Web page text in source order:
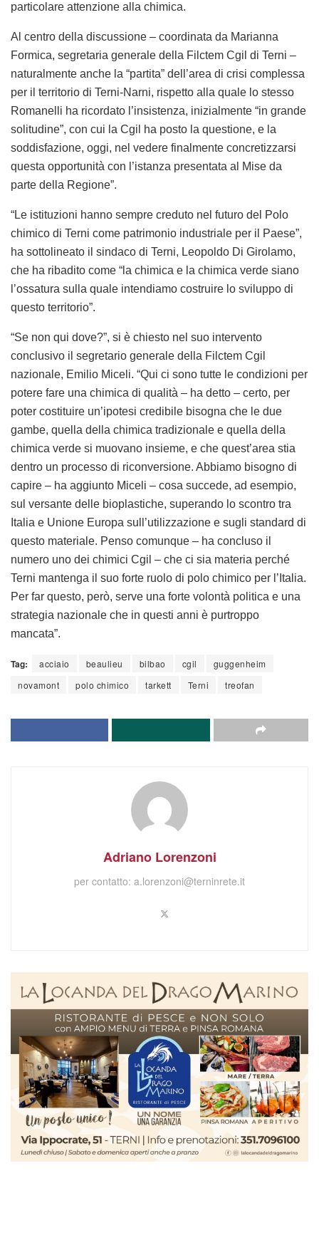
“Le istituzioni hanno sempre creduto nel futuro del Polo
chimico di Terni come patrimonio industriale per il Paese”,
ha sottolineato il sindaco di Terni, Leopoldo Di Girolamo,
che ha ribadito come “la chimica e la chimica verde siano
l’ossatura sulla quale intendiamo costruire lo sviluppo di
questo territorio”.
“Se non qui dove?”, si è chiesto nel suo intervento
conclusivo il segretario generale della Filctem Cgil
nazionale, Emilio Miceli. “Qui ci sono tutte le condizioni per
potere fare una chimica di qualità – ha detto – certo, per
poter costituire un’ipotesi credibile bisogna che le due
gambe, quella della chimica tradizionale e quella della
chimica verde si muovano insieme, e che quest’area stia
dentro un processo di riconversione. Abbiamo bisogno di
capire – ha aggiunto Miceli – cosa succede, ad esempio,
sul versante delle bioplastiche, superando lo scontro tra
questo materiale. Penso comunque – ha concluso il
numero uno dei chimici Cgil – che ci sia materia perché
Terni mantenga il suo forte ruolo di polo chimico per l’Italia.
Per far questo, però, serve una forte volontà politica e una
strategia nazionale che in questi anni è purtroppo
mancata”.
Tag: acciaio beaulieu bilbao cgil
guggenheim
novamont
polo chimico tarkett Terni treofan
Adriano Lorenzoni
per contatto: a.lorenzoni@terninrete.it